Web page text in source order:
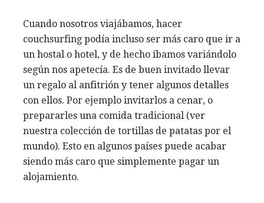
Cuando nosotros viajábamos, hacer
couchsurfing podía incluso ser más caro que ir a
un hostal o hotel, y de hecho íbamos variándolo
según nos apetecía. Es de buen invitado llevar
un regalo al anfitrión y tener algunos detalles
con ellos. Por ejemplo invitarlos a cenar, o
prepararles una comida tradicional (ver
nuestra colección de tortillas de patatas por el
mundo). Esto en algunos países puede acabar
siendo más caro que simplemente pagar un
alojamiento.